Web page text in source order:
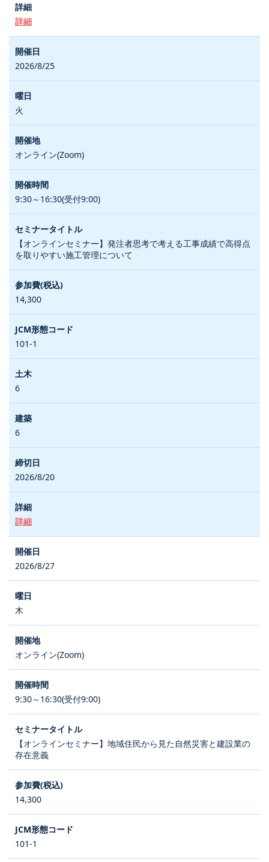
詳細
2026/8/25
火
オンライン(Zoom)
9:30～16:30(受付9:00)
【オンラインセミナー】発注者思考で考える工事成績で高得点
を取りやすい施工管理について
14,300
101-1
6
6
2026/8/20
詳細
2026/8/27
木
オンライン(Zoom)
9:30～16:30(受付9:00)
【オンラインセミナー】地域住民から見た自然災害と建設業の
存在意義
14,300
101-1